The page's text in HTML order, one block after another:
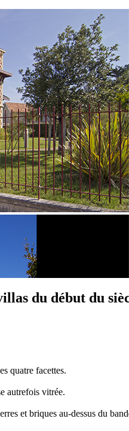
du début du
quatre facettes.
autrefois vitrée.
et briques au-dessus du